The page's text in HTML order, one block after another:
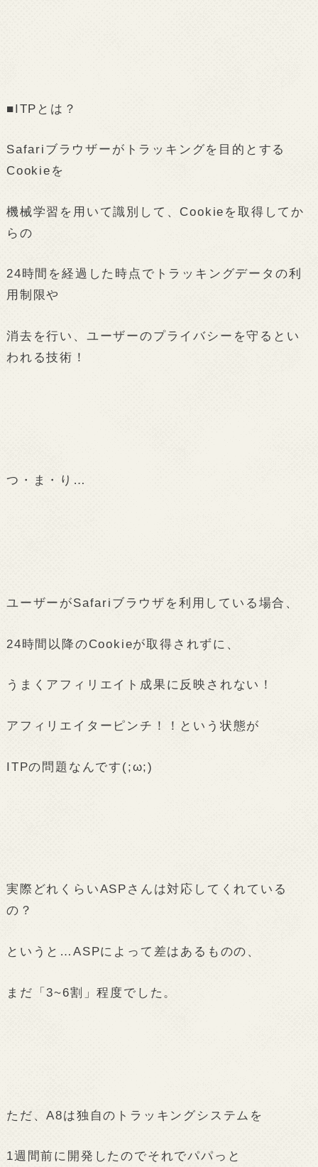
■ITPとは？
Safariブラウザーがトラッキングを目的とする
Cookieを
機械学習を用いて識別して、Cookieを取得してか
らの
24時間を経過した時点でトラッキングデータの利
用制限や
消去を行い、ユーザーのプライバシーを守るとい
われる技術！
つ・ま・り…
ユーザーがSafariブラウザを利用している場合、
24時間以降のCookieが取得されずに、
うまくアフィリエイト成果に反映されない！
アフィリエイターピンチ！！という状態が
ITPの問題なんです(;ω;)
実際どれくらいASPさんは対応してくれている
の？
というと…ASPによって差はあるものの、
まだ「3~6割」程度でした。
ただ、A8は独自のトラッキングシステムを
1週間前に開発したのでそれでパパっと